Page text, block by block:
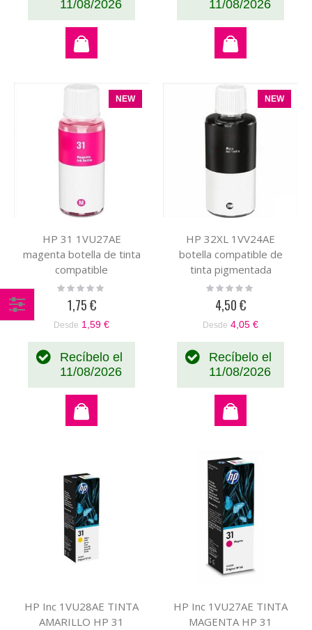
11/08/2026
11/08/2026
NEW
HP 31 1VU27AE
magenta botella de tinta
compatible
Rating:
1,75 €
Desde 1,59 €
Recíbelo el
11/08/2026
NEW
HP 32XL 1VV24AE
botella compatible de
tinta pigmentada
Rating:
4,50 €
Desde 4,05 €
Recíbelo el
11/08/2026
HP Inc 1VU28AE TINTA
AMARILLO HP 31
HP Inc 1VU27AE TINTA
MAGENTA HP 31
Comprar